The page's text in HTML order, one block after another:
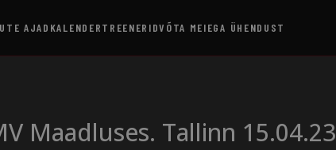
AJAD KALENDERTREENERIDVÕTA MEIEGA ÜHENDUST
Maadluses. Tallinn 15.04.23